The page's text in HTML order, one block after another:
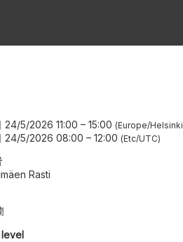
24/5/2026 11:00 – 15:00 Europe/Helsinki
24/5/2026 08:00 – 12:00 Etc/UTC
Rasti
level